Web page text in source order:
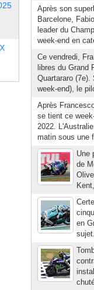
Après son
Barcelone,
leader du
week-end en
Ce vendredi,
libres du Grand
Quartararo
week-end), le
Après
se tient ce
2022.
matin sous une
Une
de
en